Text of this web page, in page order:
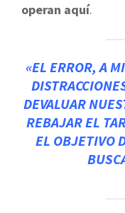
operan aquí.
«EL ERROR, A
DEVALUAR
REBAJAR EL
EL OBJETIVO